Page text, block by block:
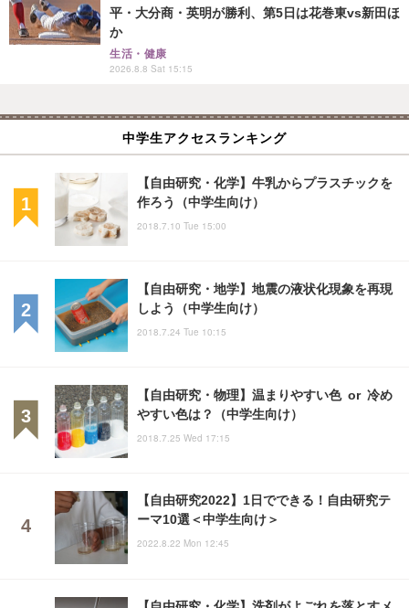
平・大分商・英明が勝利、第5日は花巻東vs新田ほ
か
生活・健康
2026.8.8 Sat 15:15
中学生アクセスランキング
【自由研究・化学】牛乳からプラスチックを
作ろう（中学生向け）
2018.7.10 Tue 15:00
【自由研究・地学】地震の液状化現象を再現
しよう（中学生向け）
2018.7.24 Tue 10:15
【自由研究・物理】温まりやすい色 or 冷め
やすい色は？（中学生向け）
2018.7.25 Wed 17:15
【自由研究2022】1日でできる！自由研究テ
ーマ10選＜中学生向け＞
2022.8.22 Mon 12:45